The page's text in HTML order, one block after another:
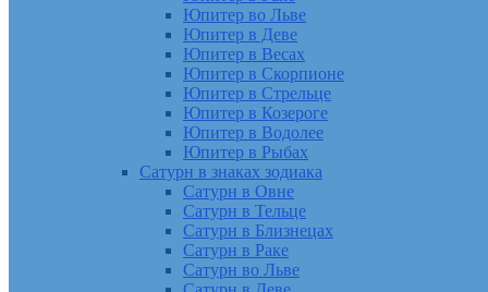
Юпитер во Льве
Юпитер в Деве
Юпитер в Весах
Юпитер в Скорпионе
Юпитер в Стрельце
Юпитер в Козероге
Юпитер в Водолее
Юпитер в Рыбах
Сатурн в знаках зодиака
Сатурн в Овне
Сатурн в Тельце
Сатурн в Близнецах
Сатурн в Раке
Сатурн во Льве